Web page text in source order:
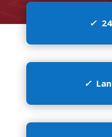
✓
✓